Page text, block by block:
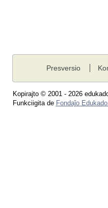
Presversio
Kopirajto © 2001 - 2026
Funkciigita de Fondaĵo